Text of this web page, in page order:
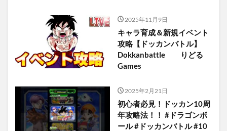
2025年11月9日
キャラ育成＆新規イベント
攻略【ドッカンバトル】
Dokkanbattle りどる
Games
2025年2月21日
初心者必見！ドッカン10周
年攻略法！！ #ドラゴンボ
ール #ドッカンバトル #10